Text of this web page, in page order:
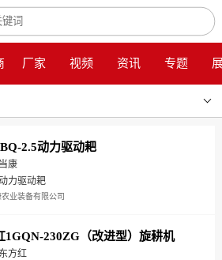
厂家 视频 资讯 专题
2.5动力驱动耙
康
力驱动耙
业装备有限公司
1GQN-230ZG（改进型）旋耕机
方红